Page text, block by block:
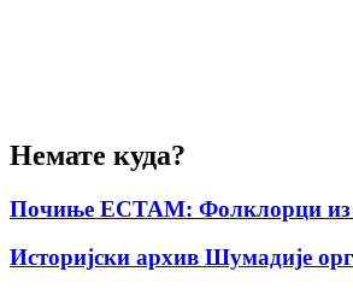
Немате куда?
Почиње ЕСТАМ: Фолклорци из
Историјски архив Шумадије